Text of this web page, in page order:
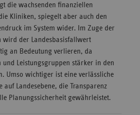
die wachsenden finanziellen
Kliniken, spiegelt aber auch den
im System wider. Im Zuge der
wird der Landesbasisfallwert
an Bedeutung verlieren, da
und Leistungsgruppen stärker in den
Umso wichtiger ist eine verlässliche
auf Landesebene, die Transparenz
Planungssicherheit gewährleistet.